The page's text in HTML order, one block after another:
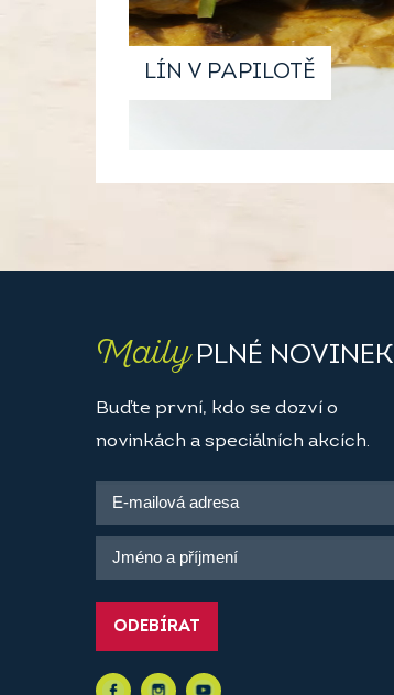
LÍN V PAPILOTĚ
MailyPLNÉ NOVINEK
Buďte první, kdo se dozví o
novinkách a speciálních akcích.
ODEBÍRAT